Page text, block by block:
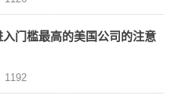
门槛最高的美国公司的注意
1192